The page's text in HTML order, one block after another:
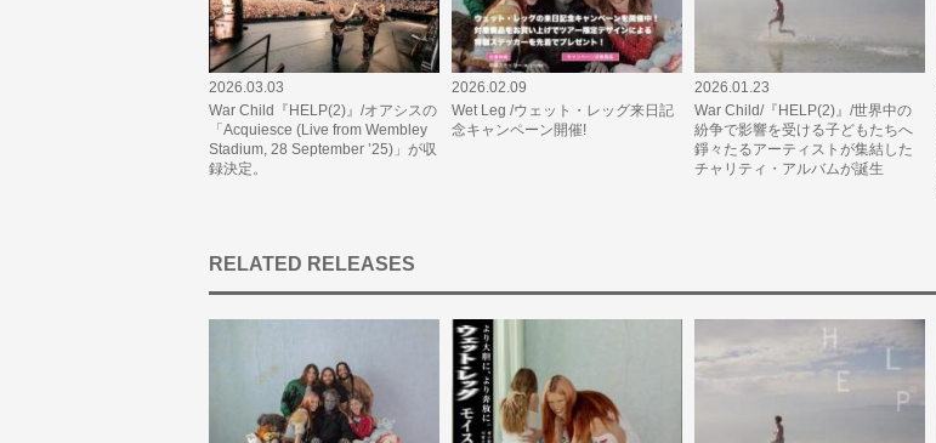
2026.03.03
War Child『HELP(2)』/オアシスの
「Acquiesce (Live from Wembley
Stadium, 28 September ’25)」が収
録決定。
2026.02.09
Wet Leg /ウェット・レッグ来日記
念キャンペーン開催!
2026.01.23
War Child/『HELP(2)』/世界中の
紛争で影響を受ける子どもたちへ
錚々たるアーティストが集結した
チャリティ・アルバムが誕生
RELATED RELEASES